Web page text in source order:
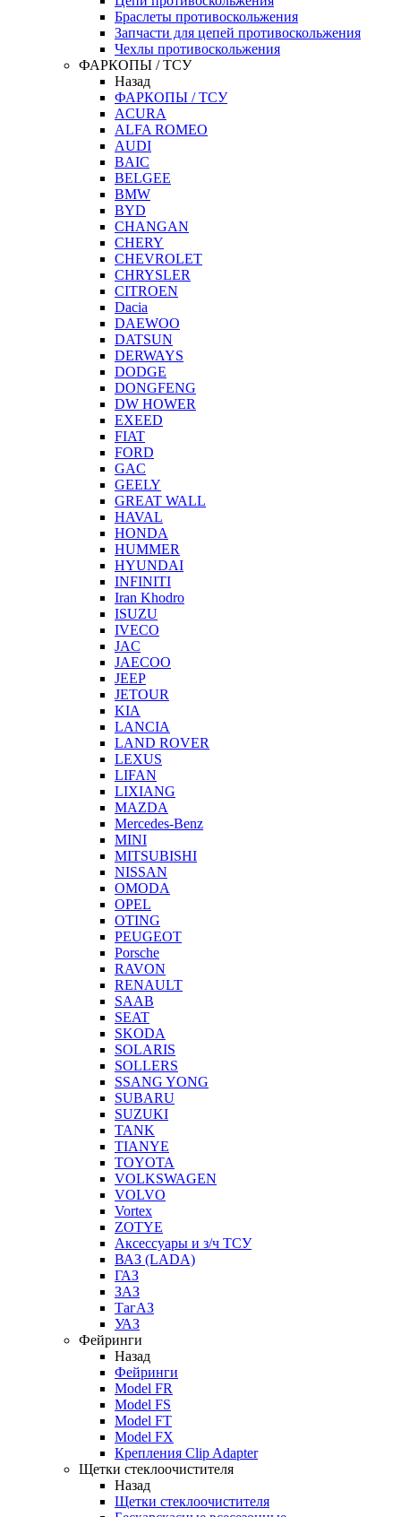
Браслеты противоскольжения
Запчасти для цепей противоскольжения
Чехлы противоскольжения
ФАРКОПЫ / ТСУ
Назад
ФАРКОПЫ / ТСУ
ACURA
ALFA ROMEO
AUDI
BAIC
BELGEE
BMW
BYD
CHANGAN
CHERY
CHEVROLET
CHRYSLER
CITROEN
Dacia
DAEWOO
DATSUN
DERWAYS
DODGE
DONGFENG
DW HOWER
EXEED
FIAT
FORD
GAC
GEELY
GREAT WALL
HAVAL
HONDA
HUMMER
HYUNDAI
INFINITI
Iran Khodro
ISUZU
IVECO
JAC
JAECOO
JEEP
JETOUR
KIA
LANCIA
LAND ROVER
LEXUS
LIFAN
LIXIANG
MAZDA
Mercedes-Benz
MINI
MITSUBISHI
NISSAN
OMODA
OPEL
OTING
PEUGEOT
Porsche
RAVON
RENAULT
SAAB
SEAT
SKODA
SOLARIS
SOLLERS
SSANG YONG
SUBARU
SUZUKI
TANK
TIANYE
TOYOTA
VOLKSWAGEN
VOLVO
Vortex
ZOTYE
Аксессуары и з/ч ТСУ
ВАЗ (LADA)
ГАЗ
ЗАЗ
ТагАЗ
УАЗ
Фейринги
Назад
Фейринги
Model FR
Model FS
Model FT
Model FX
Крепления Clip Adapter
Щетки стеклоочистителя
Назад
Щетки стеклоочистителя